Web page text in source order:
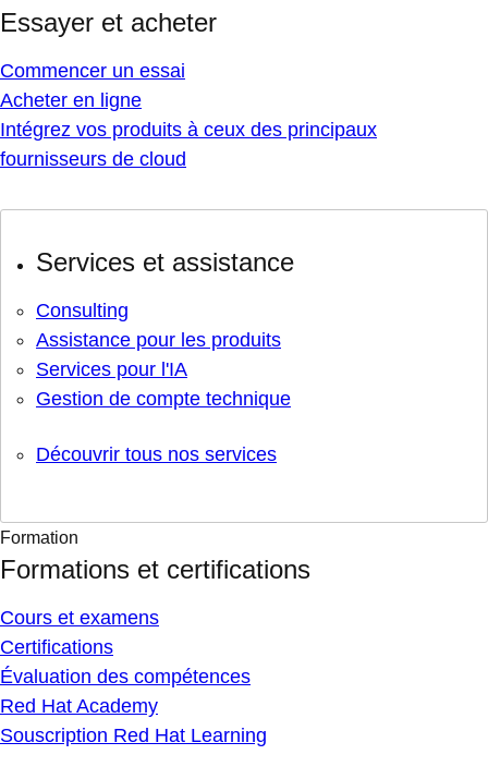
Essayer et acheter
Commencer un essai
Acheter en ligne
Intégrez vos produits à ceux des principaux
fournisseurs de cloud
Services et assistance
Consulting
Assistance pour les produits
Services pour l'IA
Gestion de compte technique
Découvrir tous nos services
Formation
Formations et certifications
Cours et examens
Certifications
Évaluation des compétences
Red Hat Academy
Souscription Red Hat Learning